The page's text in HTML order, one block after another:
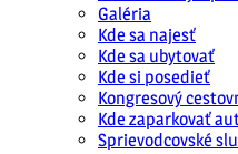
Galéria
Kde sa najesť
Kde sa ubytovať
Kde si posedieť
Kongresový
Kde zaparkovať
Sprievodcovské